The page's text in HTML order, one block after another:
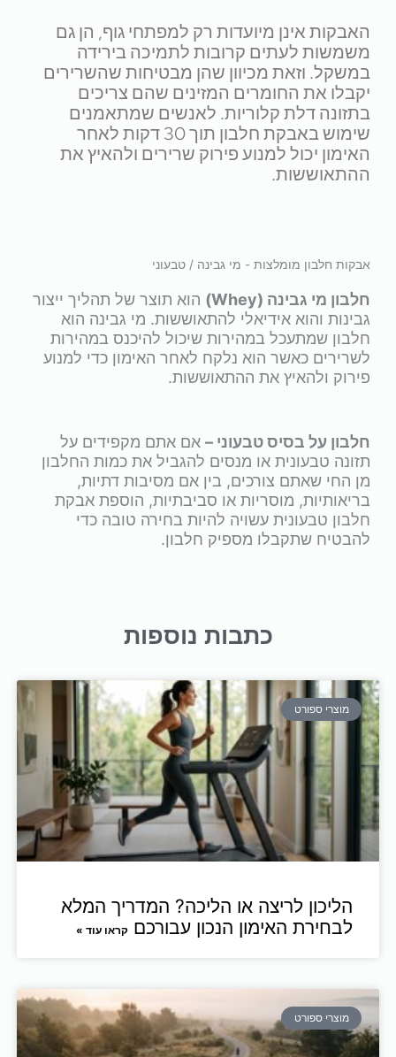
האבקות אינן מיועדות רק למפתחי גוף, הן גם
משמשות לעתים קרובות לתמיכה בירידה
במשקל. וזאת מכיוון שהן מבטיחות שהשרירים
יקבלו את החומרים המזינים שהם צריכים
בתזונה דלת קלוריות. לאנשים שמתאמנים
שימוש באבקת חלבון תוך 30 דקות לאחר
האימון יכול למנוע פירוק שרירים ולהאיץ את
ההתאוששות.
אבקות חלבון מומלצות - מי גבינה / טבעוני
חלבון מי גבינה (Whey)
הוא תוצר של תהליך ייצור
גבינות והוא אידיאלי להתאוששות. מי גבינה הוא
חלבון שמתעכל במהירות שיכול להיכנס במהירות
לשרירים כאשר הוא נלקח לאחר האימון כדי למנוע
פירוק ולהאיץ את ההתאוששות.
חלבון על בסיס טבעוני – אם אתם מקפידים על
תזונה טבעונית או מנסים להגביל את כמות החלבון
מן החי שאתם צורכים, בין אם מסיבות דתיות,
בריאותיות, מוסריות או סביבתיות, הוספת אבקת
חלבון טבעונית עשויה להיות בחירה טובה כדי
להבטיח שתקבלו מספיק חלבון.
כתבות נוספות
מוצרי ספורט
הליכון לריצה או הליכה? המדריך המלא
לבחירת האימון הנכון עבורכם קראו עוד »
מוצרי ספורט